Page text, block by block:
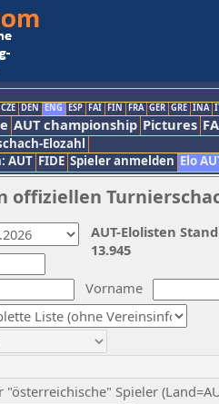
CZE DEN ENG ESP FAI FIN FRA GER GRE INA
AUT championship Pictures
Elozahl
AUT FIDE Spieler anmelden Elo
Vorname
"österreichische" Spieler
AUT-Elolisten
13.945